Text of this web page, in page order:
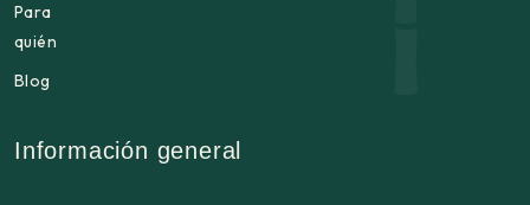
Para
quién
Blog
Información general